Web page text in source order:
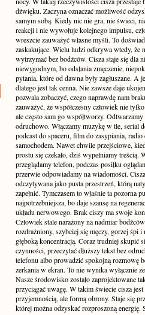
dźwięku. Zaczyna oznaczać możliwość
samym sobą. Kiedy nic nie gra, nie świeci,
reakcji i nie wywołuje kolejnego impulsu,
wreszcie zauważyć własne myśli. To
zaskakujące. Wielu ludzi odkrywa wtedy, że
wytrzymać bez bodźców. Cisza staje się dla
niewygodnym, bo odsłania zmęczenie,
pytania, które od dawna były zagłuszane. A
dlatego jest tak cenna. Nie zawsze daje
pozwala zobaczyć, czego naprawdę nam
zauważyć, że współczesny człowiek nie
ale często sam go współtworzy.
odruchowo. Włączamy muzykę w tle, serial
podcast do spaceru, film do zasypiania, radio
samochodem. Nawet chwile przejściowe,
prostu się czekało, dziś wypełniamy treścią.
przeglądamy telefon, podczas posiłku
przerwie odpowiadamy na wiadomości.
odczytywana jako pusta przestrzeń, którą
zapełnić. Tymczasem to właśnie ta pozorna
najpotrzebniejsza, bo daje szansę na
układu nerwowego. Brak ciszy ma swoje
Człowiek stale narażony na nadmiar
rozdrażniony, szybciej się męczy, gorzej śpi i
głęboką koncentracją. Coraz trudniej skupić
czynności, przeczytać dłuższy tekst bez
telefonu albo prowadzić spokojną rozmowę
zerkania w ekran. To nie wynika wyłącznie
Nasze środowisko zostało zaprojektowane
przyciągać uwagę. W takim świecie cisza
przyjemnością, ale formą obrony. Staje się
której można odzyskać rozproszoną energię.